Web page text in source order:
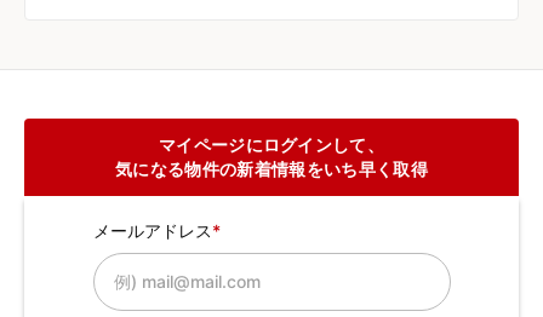
マイページにログインして、
気になる物件の新着情報をいち早く取得
メールアドレス